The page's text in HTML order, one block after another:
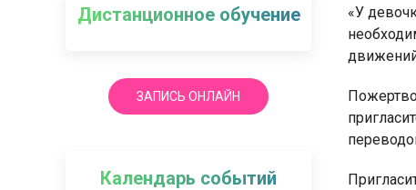
Дистанционное обучение
ЗАПИСЬ ОНЛАЙН
Календарь событий
«У